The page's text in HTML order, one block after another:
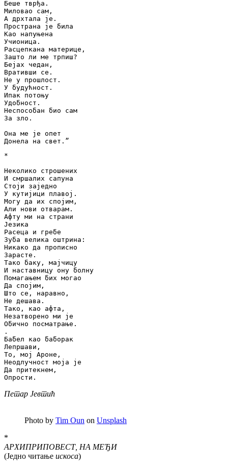
Беше тврђа.
Миловао сам,
А дрхтала је.
Пространа је била
Као напуњена
Учионица.
Расцепкана материце,
Зашто ли ме трпиш?
Бејах чедан,
Вративши се.
Не у прошлост.
У будућност.
Ипак потоњу
Удобност.
Неспособан био сам
За зло.
Она ме је опет
Донела на свет.ˮ
*
Неколико строшених
И смршалих сапуна
Стоји заједно
У кутијици плавој.
Могу да их спојим,
Али нови отварам.
Афту ми на страни
Језика
Расеца и гребе
Зуба велика оштрина:
Никако да прописно
Зарасте.
Тако баку, мајчицу
И наставницу ону болну
Помагањем бих могао
Да спојим,
Што се, наравно,
Не дешава.
Тако, као афта,
Незатворено ми је
Обично посматрање.
.
Бабел као баборак
Лепршави,
То, мој Ароне,
Неодлучност моја је
Да притекнем,
Петар Јевтић
Photo by Tim Oun on Unsplash
*
АРХИПРИПОВЕСТ, НА МЕЂИ
(Једно читање искоса)